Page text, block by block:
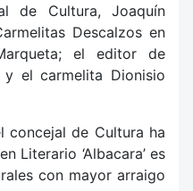
de Cultura, Joaquín
Descalzos en
el editor de
y el carmelita Dionisio
concejal de Cultura ha
Literario ‘Albacara’ es
con mayor arraigo